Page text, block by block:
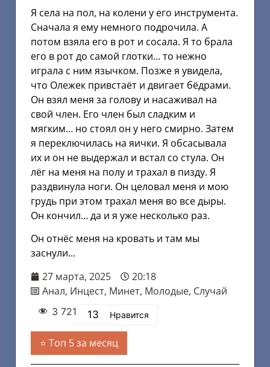
Я села на пол, на колени у его инструмента.
Сначала я ему немного подрочила. А
потом взяла его в рот и сосала. Я то брала
его в рот до самой глотки… то нежно
играла с ним язычком. Позже я увидела,
что Олежек привстаёт и двигает бёдрами.
Он взял меня за голову и насаживал на
свой член. Его член был сладким и
мягким… но стоял он у него смирно. Затем
я переключилась на яички. Я обсасывала
их и он не выдержал и встал со стула. Он
лёг на меня на полу и трахал в пизду. Я
раздвинула ноги. Он целовал меня и мою
грудь при этом трахал меня во все дыры.
Он кончил… да и я уже несколько раз.
Он отнёс меня на кровать и там мы
заснули…
27 марта, 2025
20:18
Анал, Инцест, Минет, Молодые, Случай
3 721 13 Нравится
Топ 5 за месяц